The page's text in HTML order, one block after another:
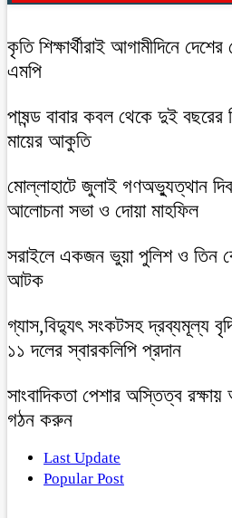
কৃতি শিক্ষার্থীরাই আগামীদিনে
এমপি
পাষন্ড বাবার কবল থেকে দুই
মায়ের আকুতি
মোল্লাহাটে জুলাই গণঅভ্যুত্থান
আলোচনা সভা ও দোয়া মাহফিল
সরাইলে একজন ভুয়া পুলিশ ও তিন
আটক
গ্যাস,বিদ্যুৎ সংকটসহ দ্রব্যমূল্য
১১ দলের স্বারকলিপি প্রদান
সাংবাদিকতা পেশার অস্তিত্ব
গঠন করুন
Last Update
Popular Post